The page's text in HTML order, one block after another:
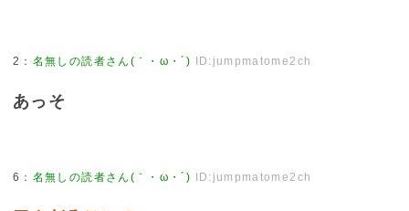
2 ： 名無しの読者さん(｀・ω・´) ID:jumpmatome2ch
あっそ
6 ： 名無しの読者さん(｀・ω・´) ID:jumpmatome2ch